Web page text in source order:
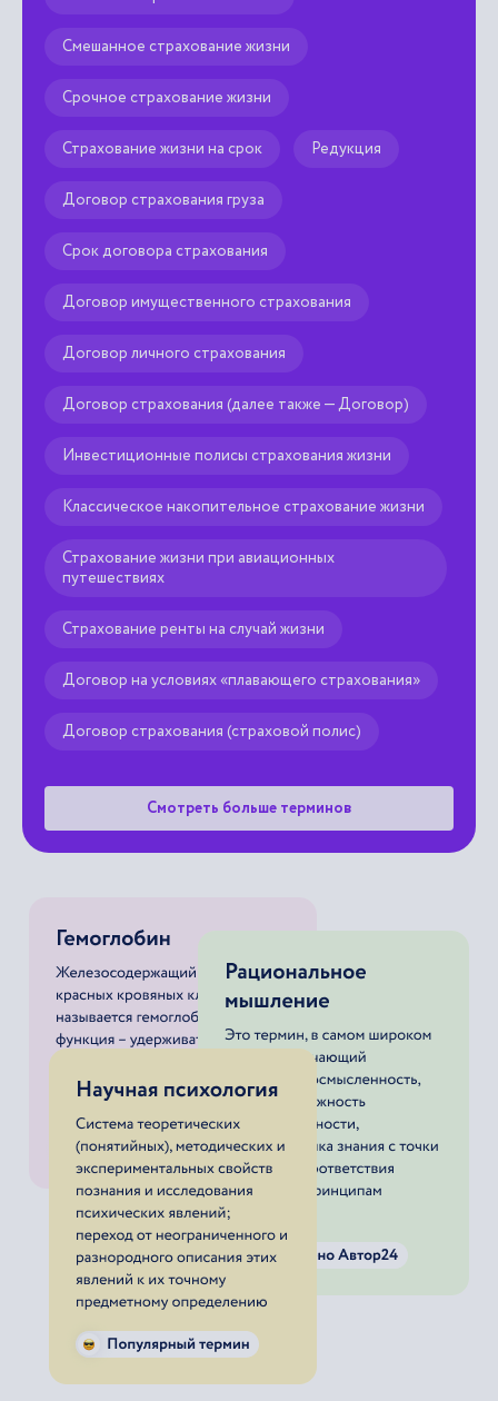
Смешанное страхование жизни
Срочное страхование жизни
Страхование жизни на срок Редукция
Договор страхования груза
Срок договора страхования
Договор имущественного страхования
Договор личного страхования
Договор страхования (далее также — Договор)
Инвестиционные полисы страхования жизни
Классическое накопительное страхование жизни
Страхование жизни при авиационных
путешествиях
Страхование ренты на случай жизни
Договор на условиях «плавающего страхования»
Договор страхования (страховой полис)
Смотреть больше терминов